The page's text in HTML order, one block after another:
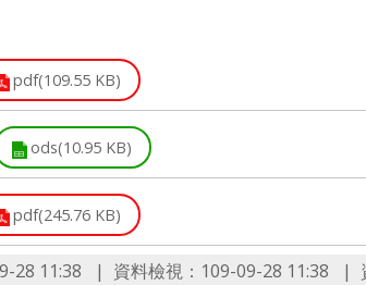
pdf(109.55 KB)
ods(10.95 KB)
pdf(245.76 KB)
28 11:38 資料檢視：109-09-28 11:38